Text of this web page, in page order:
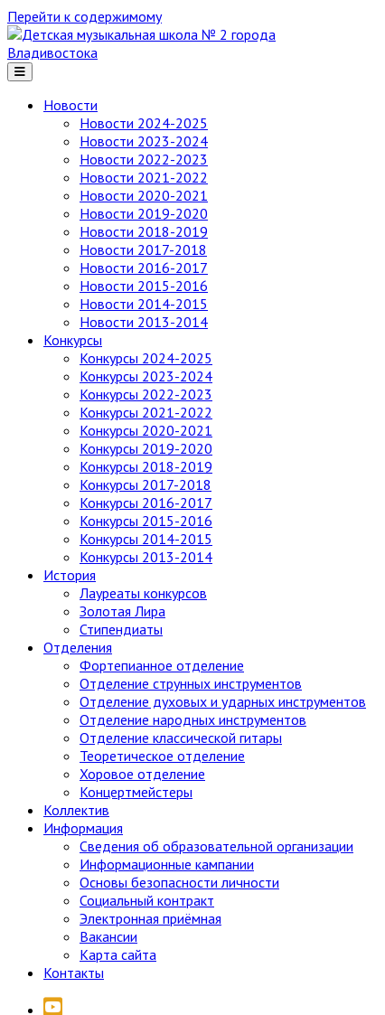
Перейти к содержимому
Детская
музыкальная
школа
города
Владивостока
Новости
Новости 2024-2025
Новости 2023-2024
Новости 2022-2023
Новости 2021-2022
Новости 2020-2021
Новости 2019-2020
Новости 2018-2019
Новости 2017-2018
Новости 2016-2017
Новости 2015-2016
Новости 2014-2015
Новости 2013-2014
Конкурсы
Конкурсы 2024-2025
Конкурсы 2023-2024
Конкурсы 2022-2023
Конкурсы 2021-2022
Конкурсы 2020-2021
Конкурсы 2019-2020
Конкурсы 2018-2019
Конкурсы 2017-2018
Конкурсы 2016-2017
Конкурсы 2015-2016
Конкурсы 2014-2015
Конкурсы 2013-2014
История
Лауреаты конкурсов
Золотая Лира
Стипендиаты
Отделения
Фортепианное отделение
Отделение струнных инструментов
Отделение духовых и ударных инструментов
Отделение народных инструментов
Отделение классической гитары
Теоретическое отделение
Хоровое отделение
Концертмейстеры
Коллектив
Информация
Сведения об образовательной организации
Информационные кампании
Основы безопасности личности
Социальный контракт
Электронная приёмная
Вакансии
Карта сайта
Контакты
youtube